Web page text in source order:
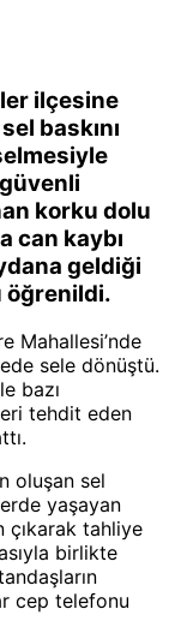
ilçesine
baskını
korku dolu
can kaybı
geldiği
öğrenildi.
Mahallesi’nde
sele dönüştü.
bazı
tehdit eden
oluşan sel
yaşayan
çıkarak tahliye
birlikte
cep telefonu